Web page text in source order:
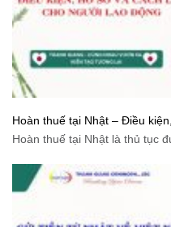
Hoàn thuế tại Nhật – Điều
động
Hoàn thuế tại Nhật là thủ tục